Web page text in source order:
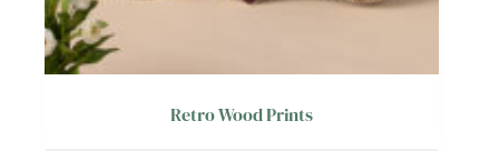
Retro Wood Prints